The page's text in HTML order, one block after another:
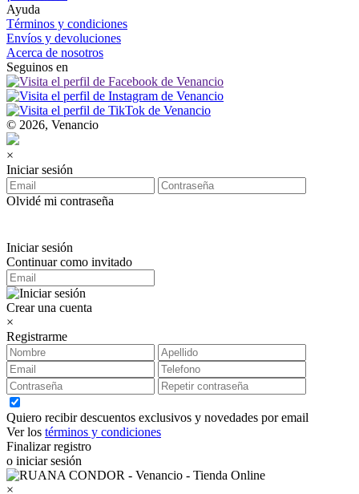
Ayuda
Términos y condiciones
Envíos y devoluciones
Acerca de nosotros
Seguinos en
© 2026, Venancio
×
Iniciar sesión
Olvidé mi contraseña
Iniciar sesión
Continuar como invitado
Crear una cuenta
×
Registrarme
Quiero recibir descuentos exclusivos y novedades por email
Ver los términos y condiciones
Finalizar registro
o iniciar sesión
×